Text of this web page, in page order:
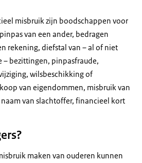
misbruik zijn boodschappen voor
van een ander, bedragen
rekening, diefstal van – al of niet
– bezittingen, pinpasfraude,
wilsbeschikking of
van eigendommen, misbruik van
van slachtoffer, financieel kort
maken van ouderen kunnen